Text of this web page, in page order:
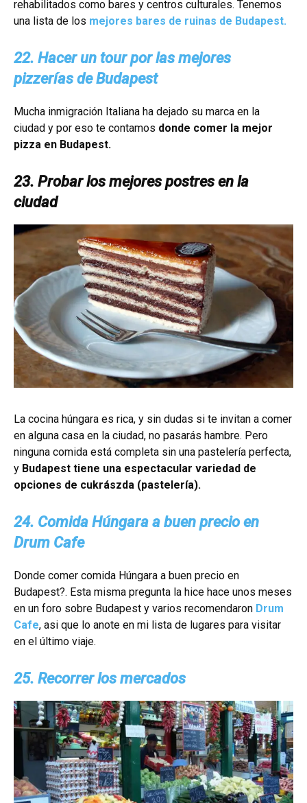
rehabilitados como bares y centros culturales. Tenemos
una lista de los mejores bares de ruinas de Budapest.
22. Hacer un tour por las mejores
pizzerías de Budapest
Mucha inmigración Italiana ha dejado su marca en la
ciudad y por eso te contamos donde comer la mejor
pizza en Budapest.
23. Probar los mejores postres en la
ciudad
La cocina húngara es rica, y sin dudas si te invitan a comer
en alguna casa en la ciudad, no pasarás hambre. Pero
ninguna comida está completa sin una pastelería perfecta,
y Budapest tiene una espectacular variedad de
opciones de cukrászda (pastelería).
24. Comida Húngara a buen precio en
Drum Cafe
Donde comer comida Húngara a buen precio en
Budapest?. Esta misma pregunta la hice hace unos meses
en un foro sobre Budapest y varios recomendaron Drum
Cafe, asi que lo anote en mi lista de lugares para visitar
en el último viaje.
25. Recorrer los mercados